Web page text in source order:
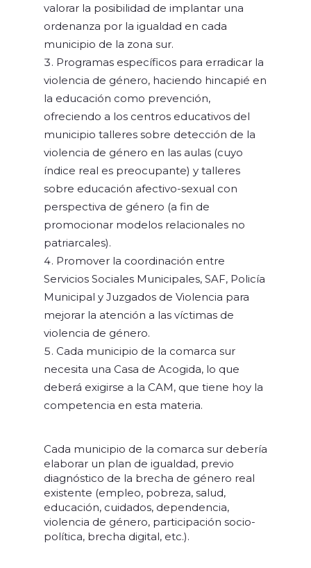
valorar la posibilidad de implantar una
ordenanza por la igualdad en cada
municipio de la zona sur.
Programas específicos para erradicar la
violencia de género, haciendo hincapié en
la educación como prevención,
ofreciendo a los centros educativos del
municipio talleres sobre detección de la
violencia de género en las aulas (cuyo
índice real es preocupante) y talleres
sobre educación afectivo-sexual con
perspectiva de género (a fin de
promocionar modelos relacionales no
patriarcales).
Promover la coordinación entre
Servicios Sociales Municipales, SAF, Policía
Municipal y Juzgados de Violencia para
mejorar la atención a las víctimas de
violencia de género.
Cada municipio de la comarca sur
necesita una Casa de Acogida, lo que
deberá exigirse a la CAM, que tiene hoy la
competencia en esta materia.
Cada municipio de la comarca sur debería
elaborar un plan de igualdad, previo
diagnóstico de la brecha de género real
existente (empleo, pobreza, salud,
educación, cuidados, dependencia,
violencia de género, participación socio-
política, brecha digital, etc.).